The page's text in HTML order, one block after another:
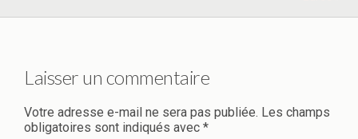
Laisser un commentaire
Votre adresse e-mail ne sera pas publiée. Les champs
obligatoires sont indiqués avec *